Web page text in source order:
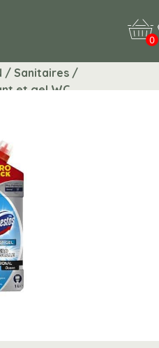
0
/ Sanitaires /
et gel WC